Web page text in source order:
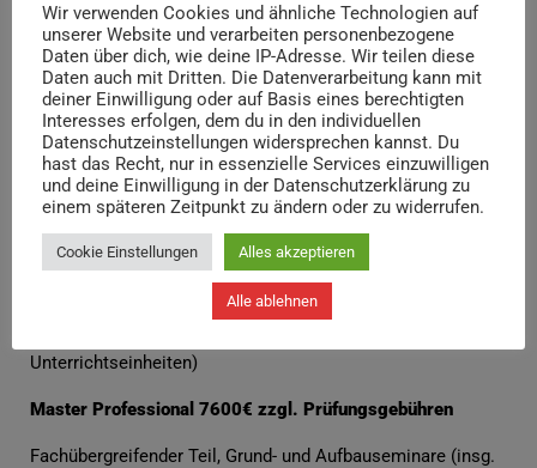
der Ausführung von Erhaltungs-, Restaurierungs- und
Konservierungsmaßnahmen,
einer Projektdokumentation,
einer Projektpräsentation und
einem Fachgespräch.
Kosten
Geselle für Restaurierungsarbeiten/ Geselle/in für
Instandsetzungsarbeiten in der Denkmalpflege 3500 €
zzgl. Prüfungsgebühren
Unterrichtseinheiten)
Master Professional 7600€ zzgl. Prüfungsgebühren
Fachübergreifender Teil, Grund- und Aufbauseminare (insg.
Wir verwenden Cookies und ähnliche Technologien auf
unserer Website und verarbeiten personenbezogene
Daten über dich, wie deine IP-Adresse. Wir teilen diese
Daten auch mit Dritten. Die Datenverarbeitung kann mit
deiner Einwilligung oder auf Basis eines berechtigten
Interesses erfolgen, dem du in den individuellen
Datenschutzeinstellungen widersprechen kannst. Du
hast das Recht, nur in essenzielle Services einzuwilligen
und deine Einwilligung in der Datenschutzerklärung zu
einem späteren Zeitpunkt zu ändern oder zu widerrufen.
Cookie Einstellungen Alles akzeptieren
Alle ablehnen